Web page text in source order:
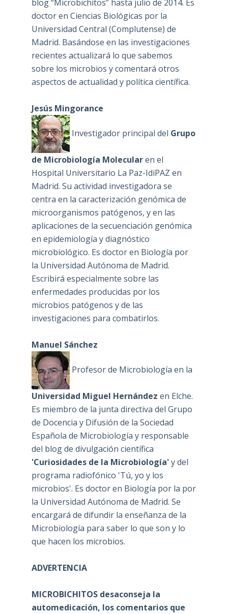
blog “Microbichitos” hasta julio de 2014. Es
doctor en Ciencias Biológicas por la
Universidad Central (Complutense) de
Madrid. Basándose en las investigaciones
recientes actualizará lo que sabemos
sobre los microbios y comentará otros
aspectos de actualidad y política científica.
Jesús Mingorance
Investigador principal del Grupo
de Microbiología Molecularen el
Hospital Universitario La Paz-IdiPAZ en
Madrid. Su actividad investigadora se
centra en la caracterización genómica de
microorganismos patógenos, y en las
aplicaciones de la secuenciación genómica
en epidemiología y diagnóstico
microbiológico. Es doctor en Biología por
la Universidad Autónoma de Madrid.
Escribirá especialmente sobre las
enfermedades producidas por los
microbios patógenos y de las
investigaciones para combatirlos.
Manuel Sánchez
Profesor de Microbiología en la
Universidad Miguel Hernández en Elche.
Es miembro de la junta directiva del Grupo
de Docencia y Difusión de la Sociedad
Española de Microbiología y responsable
del blog de divulgación científica
'Curiosidades de la Microbiología'y del
programa radiofónico 'Tú, yo y los
microbios'. Es doctor en Biología por la por
la Universidad Autónoma de Madrid. Se
encargará de difundir la enseñanza de la
Microbiología para saber lo que son y lo
que hacen los microbios.
ADVERTENCIA
MICROBICHITOS desaconseja la
automedicación, los comentarios que